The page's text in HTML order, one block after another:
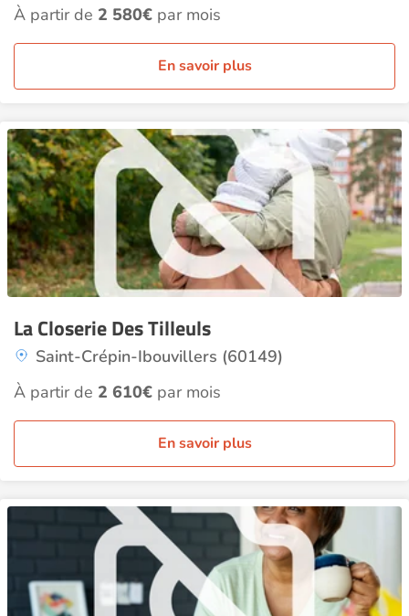
À partir de 2 580€ par mois
En savoir plus
La Closerie Des Tilleuls
Saint-Crépin-Ibouvillers (60149)
À partir de 2 610€ par mois
En savoir plus